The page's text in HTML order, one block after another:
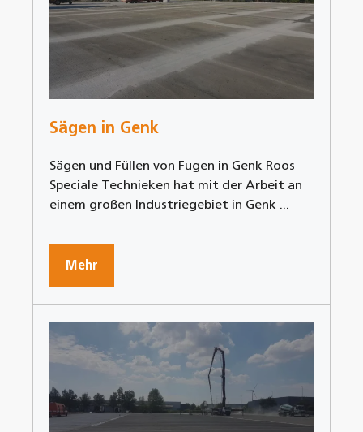
Sägen in Genk
Sägen und Füllen von Fugen in Genk Roos
Speciale Technieken hat mit der Arbeit an
einem großen Industriegebiet in Genk ...
Mehr